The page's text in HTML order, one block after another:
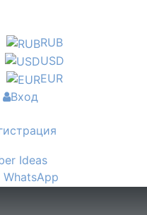
RUB
USD
EUR
Вход
WhatsApp